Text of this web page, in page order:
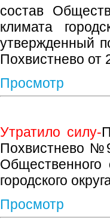
состав
климата
утвержденный
Похвистнево
Просмотр
Утратило силу-
Похвистнево
Общественного
городского
Просмотр